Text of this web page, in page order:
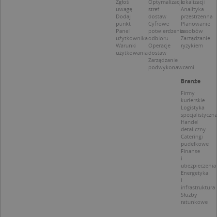
Zgłoś
uwagę
Dodaj
punkt
Panel
użytkownika
Warunki
użytkowania
Optymalizacja
stref
dostaw
Cyfrowe
potwierdzenie
odbioru
Operacje
dostaw
Zarządzanie
podwykonawcami
lokalizacji
Analityka
przestrzenna
Planowanie
zasobów
Zarządzanie
ryzykiem
Branże
Firmy
kurierskie
Logistyka
specjalistyczna
Handel
detaliczny
Cateringi
pudełkowe
Finanse
i
ubezpieczenia
Energetyka
i
infrastruktura
Służby
ratunkowe
CookieScript
.targeo.pl
1 rok 1 miesiąc
1 rok
1 rok
przechowywania
Opis
Domena
.crossdomain.cookie-